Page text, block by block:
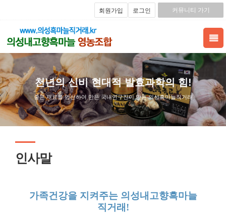
회원가입 로그인 커뮤니티 가기
천년의 신비 현대적 발효과학의 힘!
좋은 재료를 엄선하여 만든 국내연구진이 만든 의성흑마늘직거래
인사말
가족건강을 지켜주는 의성내고향흑마늘
직거래!​